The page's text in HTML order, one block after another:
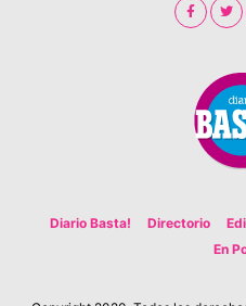
Diario Basta! Directorio
En